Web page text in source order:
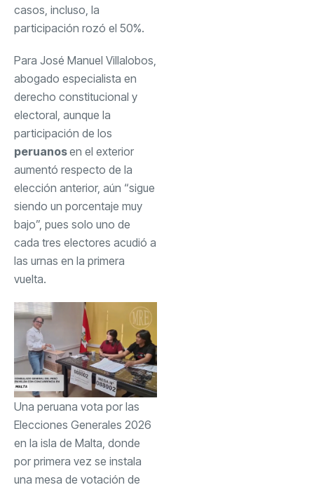
casos, incluso, la
participación rozó el 50%.
Para José Manuel Villalobos,
abogado especialista en
derecho constitucional y
electoral, aunque la
participación de los
peruanosen el exterior
aumentó respecto de la
elección anterior, aún “sigue
siendo un porcentaje muy
bajo”, pues solo uno de
cada tres electores acudió a
las urnas en la primera
vuelta.
Una peruana vota por las
Elecciones Generales 2026
en la isla de Malta, donde
por primera vez se instala
una mesa de votación de